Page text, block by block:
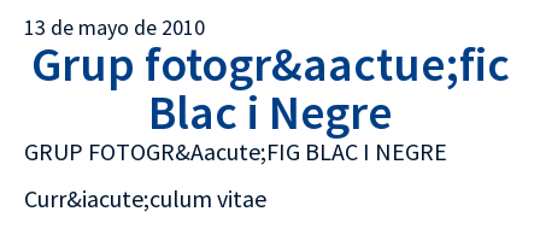
13 de mayo de 2010
Grup fotogr&aactue;fic
Blac i Negre
GRUP FOTOGR&Aacute;FIG BLAC I NEGRE
Curr&iacute;culum vitae